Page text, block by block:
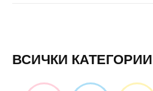
ВСИЧКИ КАТЕГОРИИ